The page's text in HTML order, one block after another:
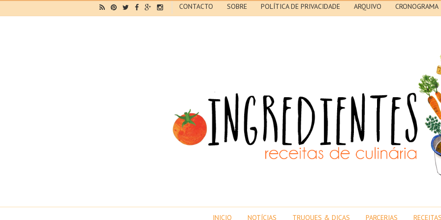
CONTACTO SOBRE POLÍTICA DE PRIVACIDADE ARQUIVO CRONOGRAMA
INICIO NOTÍCIAS TRUQUES & DICAS PARCERIAS